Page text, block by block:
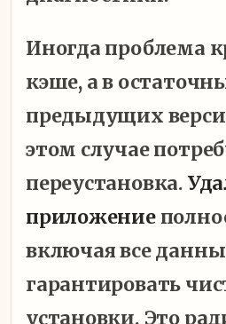
Иногда проблема
кэше, а в
предыдущих
этом случае
переустановка.
приложение
включая все
гарантировать
установки. Это